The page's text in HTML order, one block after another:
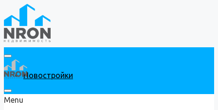
Новостройки
Menu